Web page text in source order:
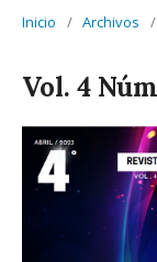
Inicio / Archivos /
Vol. 4